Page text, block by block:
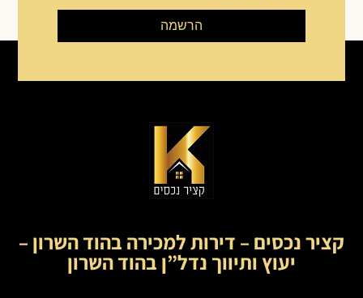
הרשמה
קציר נכסים – דירות למכירה בהוד השרון –
יעוץ ותיווך נדל”ן בהוד השרון